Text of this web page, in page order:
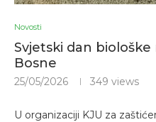
Novosti
Svjetski dan
Bosne
25/05/2026 349 views
U organizaciji KJU za